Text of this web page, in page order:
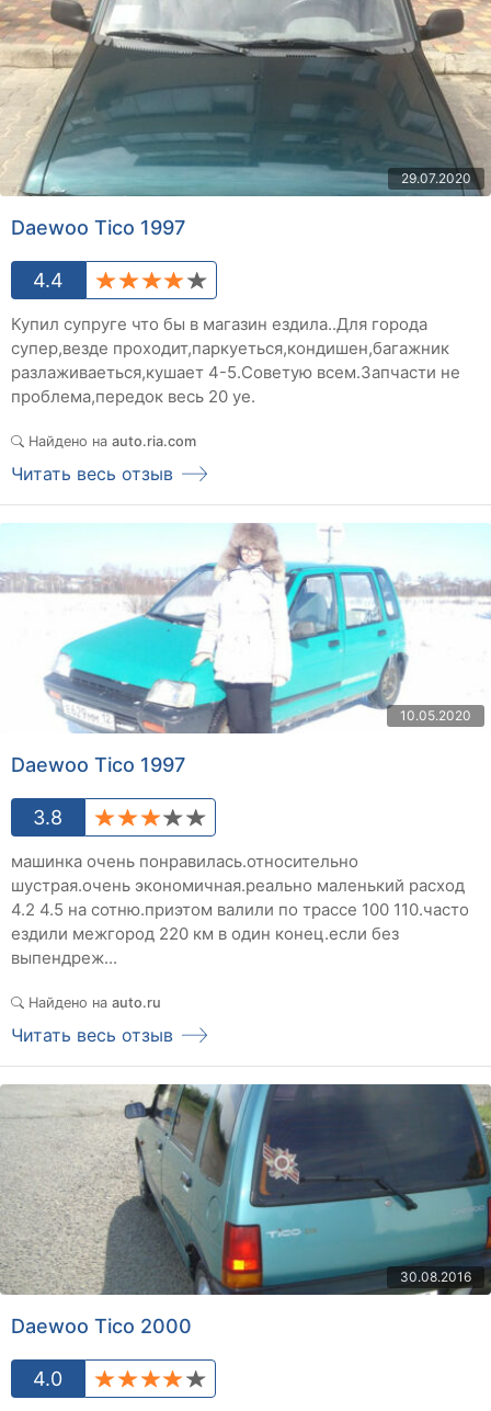
29.07.2020
Daewoo Tico 1997
4.4
Купил супруге что бы в магазин ездила..Для города
супер,везде проходит,паркуеться,кондишен,багажник
разлаживаеться,кушает 4-5.Советую всем.Запчасти не
проблема,передок весь 20 уе.
Найдено на auto.ria.com
Читать весь отзыв
10.05.2020
Daewoo Tico 1997
3.8
машинка очень понравилась.относительно
шустрая.очень экономичная.реально маленький расход
4.2 4.5 на сотню.приэтом валили по трассе 100 110.часто
ездили межгород 220 км в один конец.если без
выпендреж...
Найдено на auto.ru
Читать весь отзыв
30.08.2016
Daewoo Tico 2000
4.0